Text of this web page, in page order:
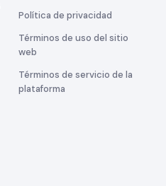
Política de privacidad
Términos de uso del sitio
web
Términos de servicio de la
plataforma